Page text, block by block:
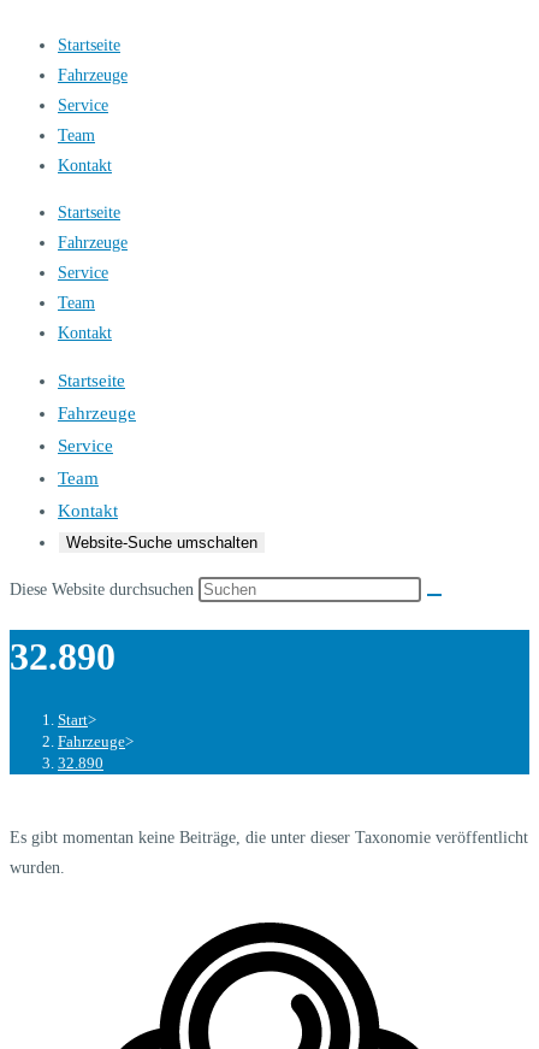
Startseite
Fahrzeuge
Service
Team
Kontakt
Startseite
Fahrzeuge
Service
Team
Kontakt
Startseite
Fahrzeuge
Service
Team
Kontakt
Website-Suche umschalten
Diese Website durchsuchen
32.890
Start>
Fahrzeuge>
32.890
Es gibt momentan keine Beiträge, die unter dieser Taxonomie veröffentlicht
wurden.